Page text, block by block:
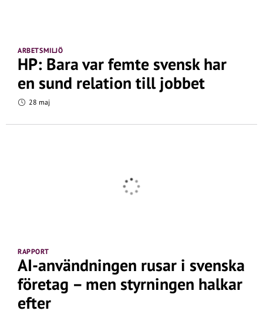
ARBETSMILJÖ
HP: Bara var femte svensk har
en sund relation till jobbet
28 maj
RAPPORT
AI-användningen rusar i svenska
företag – men styrningen halkar
efter